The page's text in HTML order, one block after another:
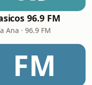
96.9 FM
Ana · 96.9 FM
FM